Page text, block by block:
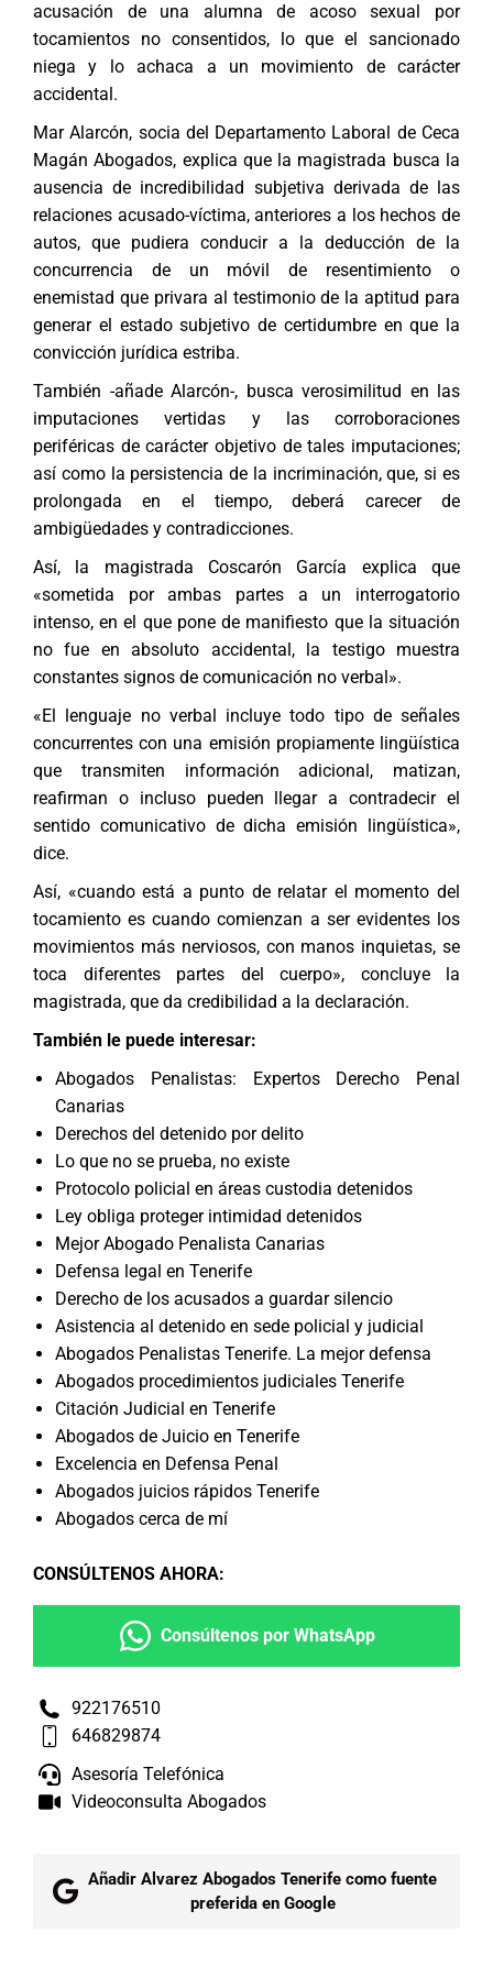
acusación de una alumna de acoso sexual por
tocamientos no consentidos, lo que el sancionado
niega y lo achaca a un movimiento de carácter
accidental.
Mar Alarcón, socia del Departamento Laboral de Ceca
Magán Abogados, explica que la magistrada busca la
ausencia de incredibilidad subjetiva derivada de las
relaciones acusado-víctima, anteriores a los hechos de
autos, que pudiera conducir a la deducción de la
concurrencia de un móvil de resentimiento o
enemistad que privara al testimonio de la aptitud para
generar el estado subjetivo de certidumbre en que la
convicción jurídica estriba.
También -añade Alarcón-, busca verosimilitud en las
imputaciones vertidas y las corroboraciones
periféricas de carácter objetivo de tales imputaciones;
así como la persistencia de la incriminación, que, si es
prolongada en el tiempo, deberá carecer de
ambigüedades y contradicciones.
Así, la magistrada Coscarón García explica que
«sometida por ambas partes a un interrogatorio
intenso, en el que pone de manifiesto que la situación
no fue en absoluto accidental, la testigo muestra
constantes signos de comunicación no verbal».
«El lenguaje no verbal incluye todo tipo de señales
concurrentes con una emisión propiamente lingüística
que transmiten información adicional, matizan,
reafirman o incluso pueden llegar a contradecir el
sentido comunicativo de dicha emisión lingüística»,
dice.
Así, «cuando está a punto de relatar el momento del
tocamiento es cuando comienzan a ser evidentes los
movimientos más nerviosos, con manos inquietas, se
toca diferentes partes del cuerpo», concluye la
magistrada, que da credibilidad a la declaración.
También le puede interesar:
Abogados Penalistas: Expertos Derecho Penal
Canarias
Derechos del detenido por delito
Lo que no se prueba, no existe
Protocolo policial en áreas custodia detenidos
Ley obliga proteger intimidad detenidos
Mejor Abogado Penalista Canarias
Defensa legal en Tenerife
Derecho de los acusados a guardar silencio
Asistencia al detenido en sede policial y judicial
Abogados Penalistas Tenerife. La mejor defensa
Abogados procedimientos judiciales Tenerife
Citación Judicial en Tenerife
Abogados de Juicio en Tenerife
Excelencia en Defensa Penal
Abogados juicios rápidos Tenerife
Abogados cerca de mí
CONSÚLTENOS AHORA:
Consúltenos por WhatsApp
922176510
646829874
Asesoría Telefónica
Videoconsulta Abogados
Añadir Alvarez Abogados Tenerife como fuente
preferida en Google